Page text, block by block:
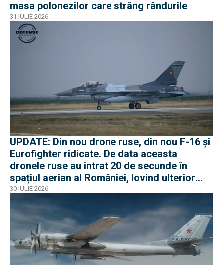
masa polonezilor care strâng rândurile
31 IULIE 2026
UPDATE: Din nou drone ruse, din nou F-16 și
Eurofighter ridicate. De data aceasta
dronele ruse au intrat 20 de secunde în
spațiul aerian al României, lovind ulterior
Ucraina
30 IULIE 2026